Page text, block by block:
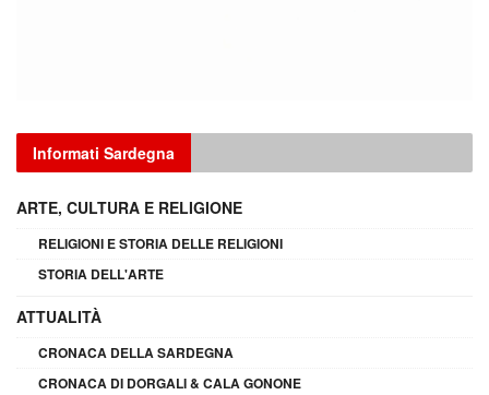
Informati Sardegna
ARTE, CULTURA E RELIGIONE
RELIGIONI E STORIA DELLE RELIGIONI
STORIA DELL'ARTE
ATTUALITÀ
CRONACA DELLA SARDEGNA
CRONACA DI DORGALI & CALA GONONE